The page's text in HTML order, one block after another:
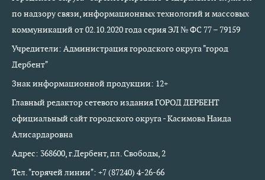
по надзору связи, информационных технологий и массовых
коммуникаций от 02.10.2020 года серия ЭЛ № ФС 77 – 79159
Учредители: Администрация городского округа "город
Дербент"
Знак информационной продукции: 12+
Главный редактор сетевого издания ГОРОД ДЕРБЕНТ
официальный сайт городского округа - Касимова Наида
Алисардаровна
Адрес: 368600, г.Дербент, пл. Свободы, 2
Тел. "горячей линии": +7 (87240) 4-26-66